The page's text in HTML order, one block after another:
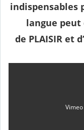
indispensables
langue peut
de PLAISIR et